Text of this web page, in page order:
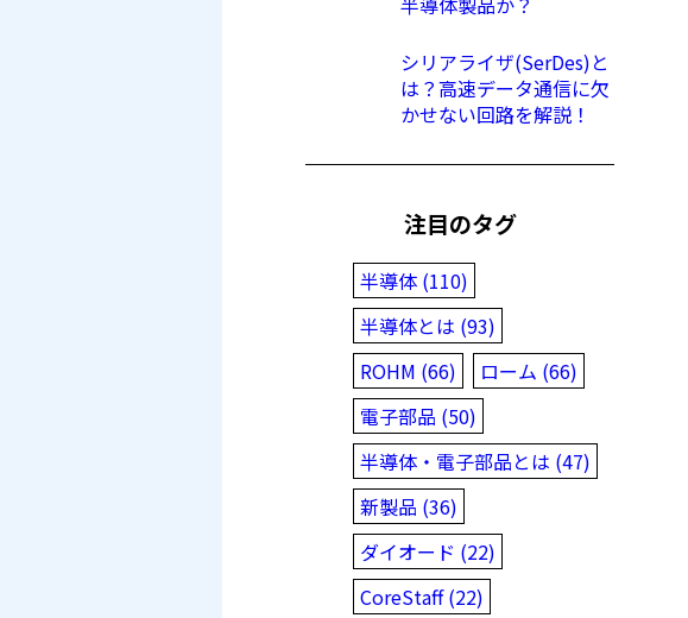
シリアライザ(SerDes)と
は？高速データ通信に欠
かせない回路を解説！
注目のタグ
半導体 (110)
半導体とは (93)
ROHM (66)
ローム (66)
電子部品 (50)
半導体・電子部品とは (47)
新製品 (36)
ダイオード (22)
CoreStaff (22)